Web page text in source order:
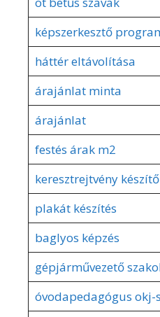
képszerkesztő
háttér eltávolítása
árajánlat minta
árajánlat
festés árak m2
keresztrejtvény készítő
plakát készítés
baglyos képzés
gépjárművezető
óvodapedagógus okj-